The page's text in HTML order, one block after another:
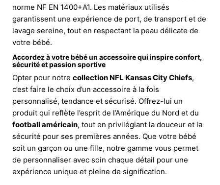
norme NF EN 1400+A1. Les matériaux utilisés
garantissent une expérience de port, de transport et de
lavage sereine, tout en respectant la peau délicate de
votre bébé.
Accordez à votre bébé un accessoire qui inspire confort,
sécurité et passion sportive
Opter pour notre collection NFL Kansas City Chiefs,
c’est faire le choix d’un accessoire à la fois
personnalisé, tendance et sécurisé. Offrez-lui un
produit qui reflète l’esprit de l’Amérique du Nord et du
football américain, tout en privilégiant la douceur et la
sécurité pour ses premières années. Que votre bébé
soit un garçon ou une fille, notre gamme vous permet
de personnaliser avec soin chaque détail pour une
expérience unique et pleine de signification.